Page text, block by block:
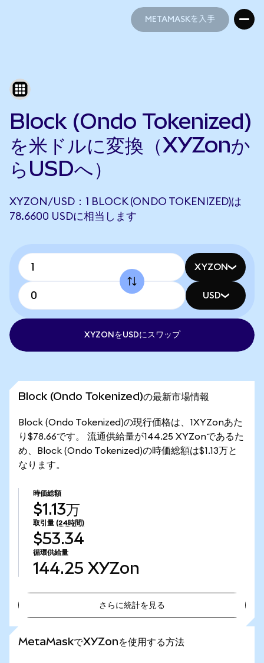
METAMASKを入手
Block (Ondo Tokenized)
を米ドルに変換（XYZonか
らUSDへ）
XYZON/USD：1 BLOCK (ONDO TOKENIZED)は
78.6600 USDに相当します
XYZON
USD
XYZONをUSDにスワップ
Block (Ondo Tokenized)の最新市場情報
Block (Ondo Tokenized)の現行価格は、1XYZonあた
り$78.66です。 流通供給量が144.25 XYZonであるた
め、Block (Ondo Tokenized)の時価総額は$1.13万と
なります。
時価総額
$1.13万
取引量 (24時間)
$53.34
循環供給量
144.25 XYZon
さらに統計を見る
MetaMaskでXYZonを使用する方法